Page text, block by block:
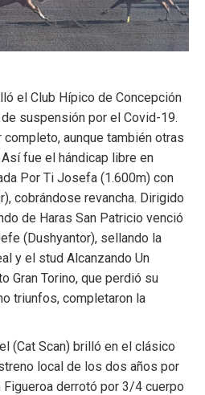
el Club Hípico de Concepción
suspensión por el Covid-19.
aunque también otras
fue el hándicap libre en
Por Ti Josefa (1.600m) con
cobrándose revancha. Dirigido
de Haras San Patricio venció
(Dushyantor), sellando la
y el stud Alcanzando Un
Gran Torino, que perdió su
triunfos, completaron la
(Cat Scan) brilló en el clásico
local de los dos años por
derrotó por 3/4 cuerpo